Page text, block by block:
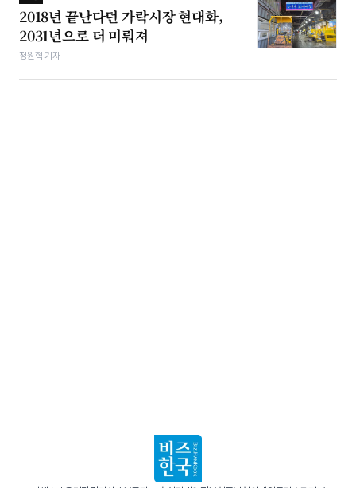
2018년 끝난다던 가락시장 현대화,
2031년으로 더 미뤄져
정원혁 기자